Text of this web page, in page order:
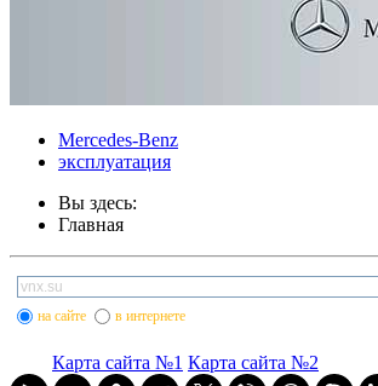
Mercedes-Benz
эксплуатация
Вы здесь:
Главная
на сайте в интернете
Карта сайта №1 Карта сайта №2